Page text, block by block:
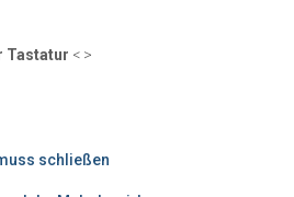
Tastatur < >
schließen